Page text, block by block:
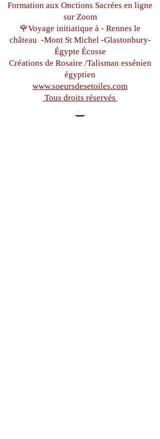
Formation aux Onctions Sacrées en ligne
sur Zoom
🌹Voyage initiatique à - Rennes le
château -Mont St Michel -Glastonbury-
Égypte Écosse
Créations de Rosaire /Talisman essénien
égyptien
www.soeursdesetoiles.com
Tous droits réservés